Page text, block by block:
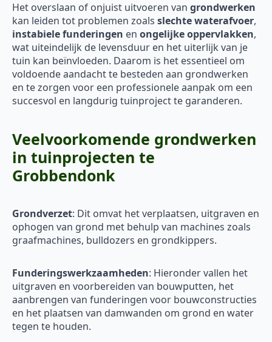
Het overslaan of onjuist uitvoeren van grondwerken
kan leiden tot problemen zoals slechte waterafvoer,
instabiele funderingen en ongelijke oppervlakken,
wat uiteindelijk de levensduur en het uiterlijk van je
tuin kan beïnvloeden. Daarom is het essentieel om
voldoende aandacht te besteden aan grondwerken
en te zorgen voor een professionele aanpak om een
succesvol en langdurig tuinproject te garanderen.
Veelvoorkomende grondwerken
in tuinprojecten te
Grobbendonk
Grondverzet: Dit omvat het verplaatsen, uitgraven en
ophogen van grond met behulp van machines zoals
graafmachines, bulldozers en grondkippers.
Funderingswerkzaamheden: Hieronder vallen het
uitgraven en voorbereiden van bouwputten, het
aanbrengen van funderingen voor bouwconstructies
en het plaatsen van damwanden om grond en water
tegen te houden.